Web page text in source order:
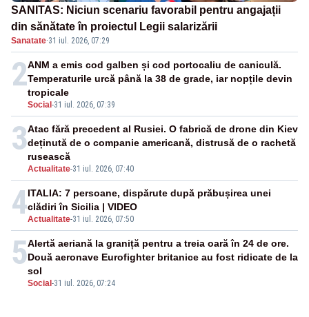
SANITAS: Niciun scenariu favorabil pentru angajații
din sănătate în proiectul Legii salarizării
Sanatate·31 iul. 2026, 07:29
2
Social -31 iul. 2026, 07:39
ANM a emis cod galben și cod portocaliu de caniculă.
Temperaturile urcă până la 38 de grade, iar nopțile devin
tropicale
3
Actualitate-31 iul. 2026, 07:40
Atac fără precedent al Rusiei. O fabrică de drone din Kiev
deținută de o companie americană, distrusă de o rachetă
rusească
4Actualitate-31 iul. 2026, 07:50
ITALIA: 7 persoane, dispărute după prăbușirea unei
clădiri în Sicilia | VIDEO
5
Social -31 iul. 2026, 07:24
Alertă aeriană la graniță pentru a treia oară în 24 de ore.
Două aeronave Eurofighter britanice au fost ridicate de la
sol